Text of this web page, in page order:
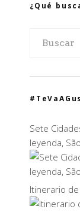
¿Qué
Sete
leyenda,
Itinerario